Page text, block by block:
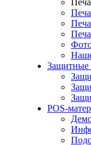
Защитные
POS-